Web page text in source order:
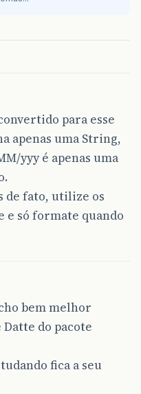
para esse
apenas uma String,
yyy é apenas uma
de fato, utilize os
e só formate quando
bem melhor
do pacote
fica a seu